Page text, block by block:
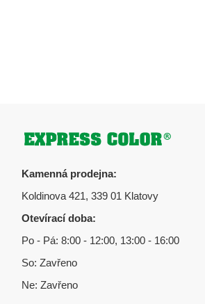
Zápatí
Kamenná prodejna:
Koldinova 421, 339 01 Klatovy
Otevírací doba:
Po - Pá: 8:00 - 12:00, 13:00 - 16:00
So: Zavřeno
Ne: Zavřeno